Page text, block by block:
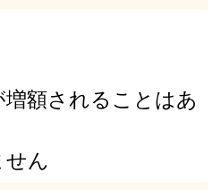
額されることはあ
せん